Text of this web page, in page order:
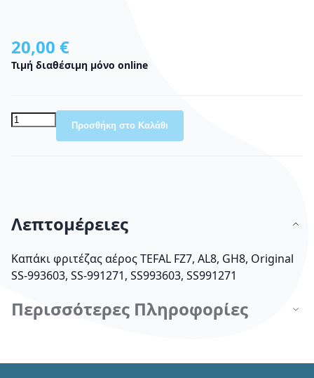
20,00 €
Τιμή διαθέσιμη μόνο online
Προσθήκη στο Καλάθι
Λεπτομέρειες
Καπάκι φριτέζας αέρος TEFAL FZ7, AL8, GH8, Original
SS-993603, SS-991271, SS993603, SS991271
Περισσότερες Πληροφορίες